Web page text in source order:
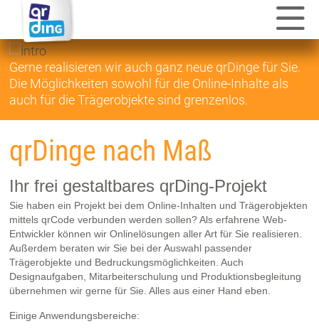
Gerne realisieren wir auch ganz neue qrDinge für Sie.
Die Möglichkeiten sowohl für die Online-Inhalte als
auch für die Trägerobjekte sind grenzenlos.
qrDinge nach Maß
Ihr frei gestaltbares qrDing-Projekt
Sie haben ein Projekt bei dem Online-Inhalten und Trägerobjekten
mittels qrCode verbunden werden sollen? Als erfahrene Web-
Entwickler können wir Onlinelösungen aller Art für Sie realisieren.
Außerdem beraten wir Sie bei der Auswahl passender
Trägerobjekte und Bedruckungsmöglichkeiten. Auch
Designaufgaben, Mitarbeiterschulung und Produktionsbegleitung
übernehmen wir gerne für Sie. Alles aus einer Hand eben.
Einige Anwendungsbereiche: